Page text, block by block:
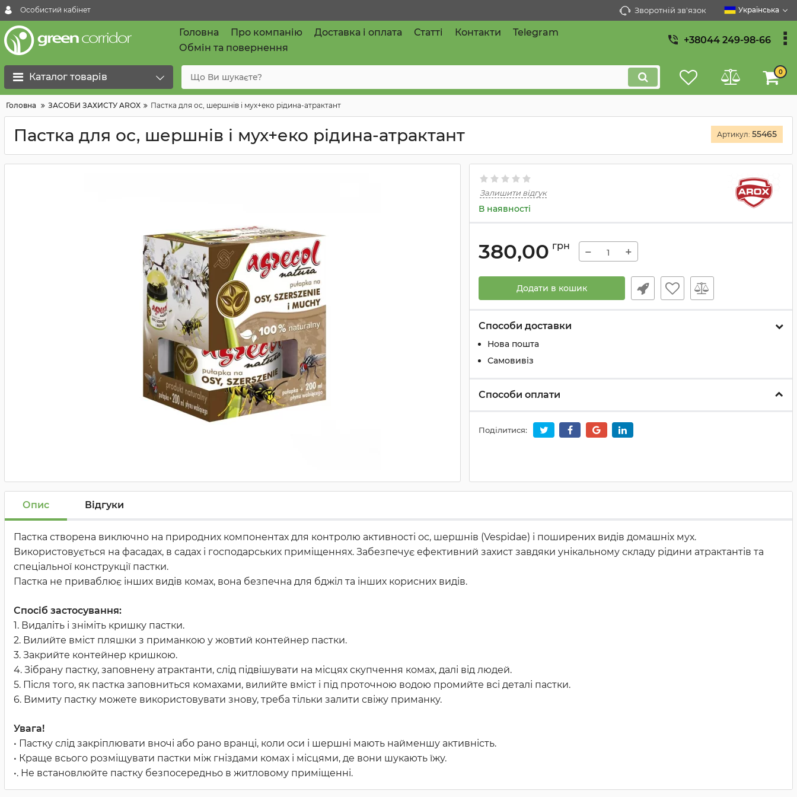
Особистий кабінет Зворотній зв'язок Українська
Головна Про компанію Доставка і оплата Статті Контакти
Telegram
Обмін та повернення
+38044 249-98-66
Каталог товарів 0
Головна ЗАСОБИ ЗАХИСТУ AROX Пастка для ос, шершнів і мух+еко рідина-атрактант
Пастка для ос, шершнів і мух+еко рідина-атрактант Артикул: 55465
Залишити відгук
В наявності
380,00 грн − +
Додати в кошик
Способи доставки
Нова пошта
Самовивіз
Способи оплати
Поділитися:
Опис Відгуки
Пастка створена виключно на природних компонентах для контролю активності ос, шершнів (Vespidae) і поширених видів домашніх мух.
Використовується на фасадах, в садах і господарських приміщеннях. Забезпечує ефективний захист завдяки унікальному складу рідини атрактантів та
спеціальної конструкції пастки.
Пастка не приваблює інших видів комах, вона безпечна для бджіл та інших корисних видів.
Спосіб застосування:
1. Видаліть і зніміть кришку пастки.
2. Вилийте вміст пляшки з приманкою у жовтий контейнер пастки.
3. Закрийте контейнер кришкою.
4. Зібрану пастку, заповнену атрактанти, слід підвішувати на місцях скупчення комах, далі від людей.
5. Після того, як пастка заповниться комахами, вилийте вміст і під проточною водою промийте всі деталі пастки.
6. Вимиту пастку можете використовувати знову, треба тільки залити свіжу приманку.
Увага!
• Пастку слід закріплювати вночі або рано вранці, коли оси і шершні мають найменшу активність.
• Краще всього розміщувати пастки між гніздами комах і місцями, де вони шукають їжу.
•. Не встановлюйте пастку безпосередньо в житловому приміщенні.